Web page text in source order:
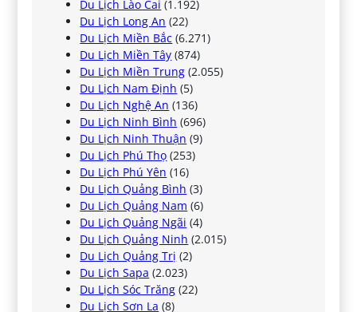
Du Lịch Lào Cai (1.192)
Du Lịch Long An (22)
Du Lịch Miền Bắc (6.271)
Du Lịch Miền Tây (874)
Du Lịch Miền Trung (2.055)
Du Lịch Nam Định (5)
Du Lịch Nghệ An (136)
Du Lịch Ninh Bình (696)
Du Lịch Ninh Thuận (9)
Du Lịch Phú Thọ (253)
Du Lịch Phú Yên (16)
Du Lịch Quảng Bình (3)
Du Lịch Quảng Nam (6)
Du Lịch Quảng Ngãi (4)
Du Lịch Quảng Ninh (2.015)
Du Lịch Quảng Trị (2)
Du Lịch Sapa (2.023)
Du Lịch Sóc Trăng (22)
Du Lịch Sơn La (8)